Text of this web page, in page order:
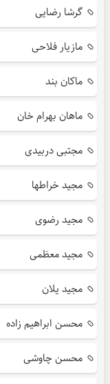
گرشا رضایی
مازیار فلاحی
ماکان بند
ماهان بهرام خان
مجتبی دربیدی
مجید خراطها
مجید رضوی
مجید معظمی
مجید یلان
محسن ابراهیم زاده
محسن چاوشی